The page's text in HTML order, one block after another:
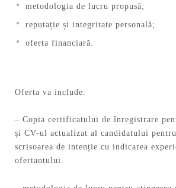
metodologia de lucru propusă;
reputație și integritate personală;
oferta financiară.
Oferta va include:
– Copia certificatului de înregistrare
și CV-ul actualizat al candidatului
scrisoarea de intenție cu indicarea
ofertantului.